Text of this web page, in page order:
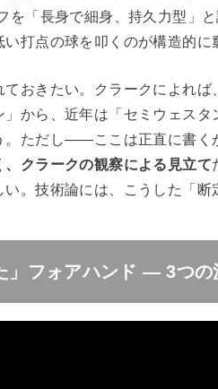
を「長身で細身、持久力型」
打点の球を叩くのが構造的に
ておきたい。クラークによれ
」から、近年は「セミウェス
。ただし——ここは正直に書
クラークの観察による見立て
。技術論には、こうした「断
」フォアハンド — 3つの